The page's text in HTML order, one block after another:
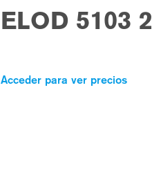
ELOD 5103 2
Acceder para ver precios